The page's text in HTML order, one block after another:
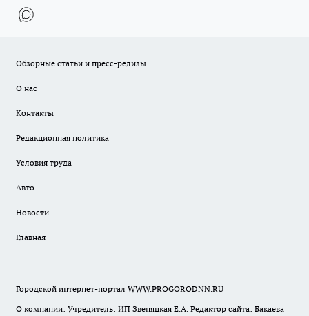
Обзорные статьи и пресс-релизы
О нас
Контакты
Редакционная политика
Условия труда
Авто
Новости
Главная
Городской интернет-портал WWW.PROGORODNN.RU
О компании: Учредитель: ИП Звеняцкая Е.А. Редактор сайта: Бакаева